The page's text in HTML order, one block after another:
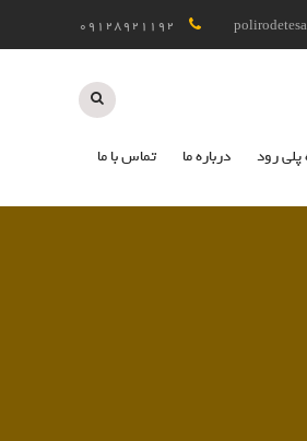
09128921192
رود درباره ما تماس با ما